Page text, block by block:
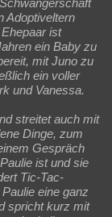
Adoptiveltern
ist
ein Baby zu
mit Juno zu
ein voller
und Vanessa.
streitet auch mit
Dinge, zum
Gespräch
ist und sie
Tic-Tac-
eine ganz
spricht kurz mit